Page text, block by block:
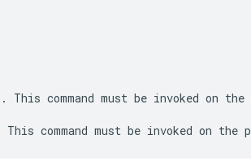
This command must be invoked on